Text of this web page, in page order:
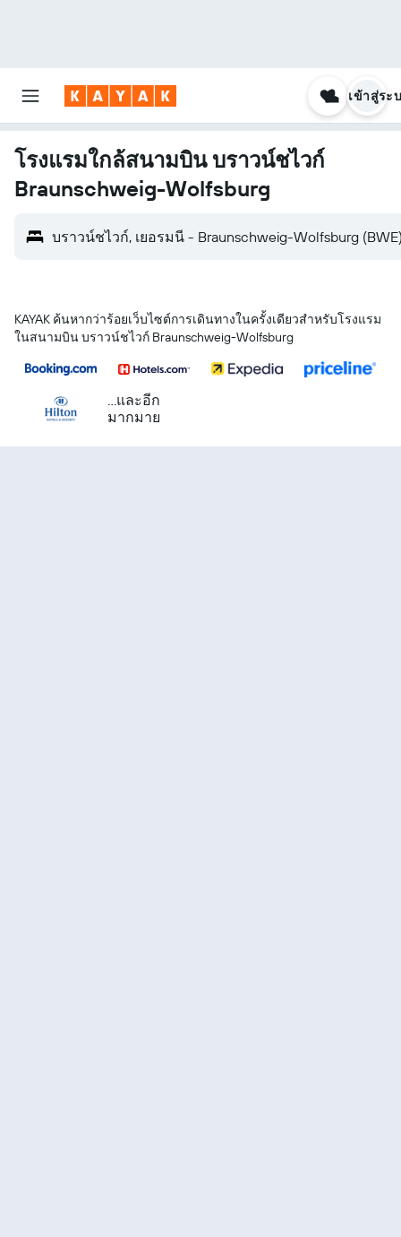
เข้าสู่ระ
โรงแรมใกล้สนามบิน บราวน์ชไวก์
Braunschweig-Wolfsburg
บราวน์ชไวก์, เยอรมนี - Braunschweig-Wolfsburg
KAYAK ค้นหากว่าร้อยเว็บไซต์การเดินทางในครั้งเดียวสำหรับโรงแรม
ในสนามบิน บราวน์ชไวก์ Braunschweig-Wolfsburg
...และอีก
มากมาย